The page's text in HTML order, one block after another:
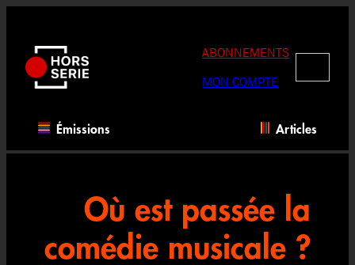
contenu
ABONNEMENTS
MON COMPTE
Émissions Articles
Où est passée la
comédie musicale ?